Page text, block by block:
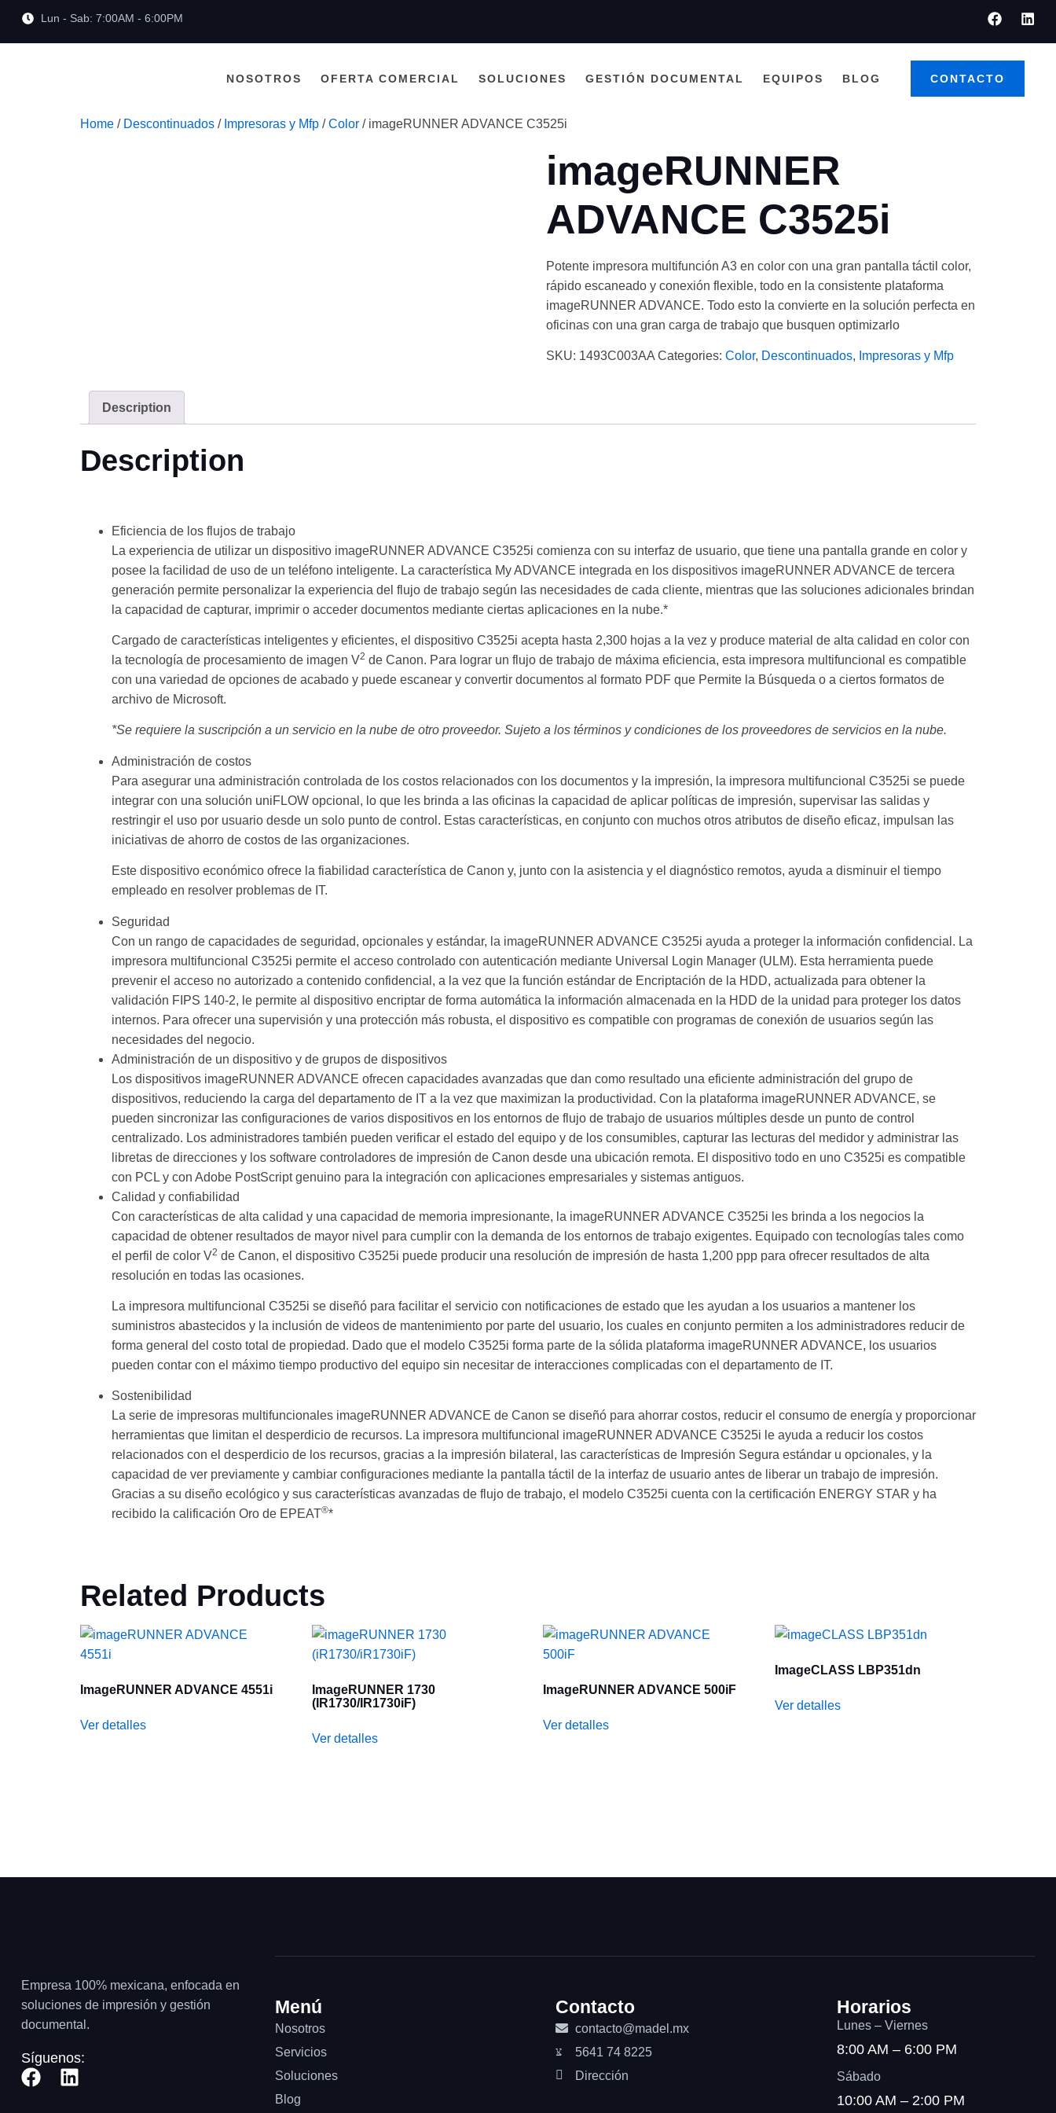
Lun - Sab: 7:00AM - 6:00PM
NOSOTROS OFERTA COMERCIAL SOLUCIONES GESTIÓN DOCUMENTAL EQUIPOS BLOG CONTACTO
Home / Descontinuados / Impresoras y Mfp /Color / imageRUNNER ADVANCE C3525i
imageRUNNER
ADVANCE C3525i
Potente impresora multifunción A3 en color con una gran pantalla táctil color,
rápido escaneado y conexión flexible, todo en la consistente plataforma
imageRUNNER ADVANCE. Todo esto la convierte en la solución perfecta en
oficinas con una gran carga de trabajo que busquen optimizarlo
SKU: 1493C003AA Categories: Color, Descontinuados, Impresoras y Mfp
Description
Description
Eficiencia de los flujos de trabajo
La experiencia de utilizar un dispositivo imageRUNNER ADVANCE C3525i comienza con su interfaz de usuario, que tiene una pantalla grande en color y
posee la facilidad de uso de un teléfono inteligente. La característica My ADVANCE integrada en los dispositivos imageRUNNER ADVANCE de tercera
generación permite personalizar la experiencia del flujo de trabajo según las necesidades de cada cliente, mientras que las soluciones adicionales brindan
la capacidad de capturar, imprimir o acceder documentos mediante ciertas aplicaciones en la nube.*
Cargado de características inteligentes y eficientes, el dispositivo C3525i acepta hasta 2,300 hojas a la vez y produce material de alta calidad en color con
la tecnología de procesamiento de imagen V2 de Canon. Para lograr un flujo de trabajo de máxima eficiencia, esta impresora multifuncional es compatible
con una variedad de opciones de acabado y puede escanear y convertir documentos al formato PDF que Permite la Búsqueda o a ciertos formatos de
archivo de Microsoft.
*Se requiere la suscripción a un servicio en la nube de otro proveedor. Sujeto a los términos y condiciones de los proveedores de servicios en la nube.
Administración de costos
Para asegurar una administración controlada de los costos relacionados con los documentos y la impresión, la impresora multifuncional C3525i se puede
integrar con una solución uniFLOW opcional, lo que les brinda a las oficinas la capacidad de aplicar políticas de impresión, supervisar las salidas y
restringir el uso por usuario desde un solo punto de control. Estas características, en conjunto con muchos otros atributos de diseño eficaz, impulsan las
iniciativas de ahorro de costos de las organizaciones.
Este dispositivo económico ofrece la fiabilidad característica de Canon y, junto con la asistencia y el diagnóstico remotos, ayuda a disminuir el tiempo
empleado en resolver problemas de IT.
Seguridad
Con un rango de capacidades de seguridad, opcionales y estándar, la imageRUNNER ADVANCE C3525i ayuda a proteger la información confidencial. La
impresora multifuncional C3525i permite el acceso controlado con autenticación mediante Universal Login Manager (ULM). Esta herramienta puede
prevenir el acceso no autorizado a contenido confidencial, a la vez que la función estándar de Encriptación de la HDD, actualizada para obtener la
validación FIPS 140-2, le permite al dispositivo encriptar de forma automática la información almacenada en la HDD de la unidad para proteger los datos
internos. Para ofrecer una supervisión y una protección más robusta, el dispositivo es compatible con programas de conexión de usuarios según las
necesidades del negocio.
Administración de un dispositivo y de grupos de dispositivos
Los dispositivos imageRUNNER ADVANCE ofrecen capacidades avanzadas que dan como resultado una eficiente administración del grupo de
dispositivos, reduciendo la carga del departamento de IT a la vez que maximizan la productividad. Con la plataforma imageRUNNER ADVANCE, se
pueden sincronizar las configuraciones de varios dispositivos en los entornos de flujo de trabajo de usuarios múltiples desde un punto de control
centralizado. Los administradores también pueden verificar el estado del equipo y de los consumibles, capturar las lecturas del medidor y administrar las
libretas de direcciones y los software controladores de impresión de Canon desde una ubicación remota. El dispositivo todo en uno C3525i es compatible
con PCL y con Adobe PostScript genuino para la integración con aplicaciones empresariales y sistemas antiguos.
Calidad y confiabilidad
Con características de alta calidad y una capacidad de memoria impresionante, la imageRUNNER ADVANCE C3525i les brinda a los negocios la
capacidad de obtener resultados de mayor nivel para cumplir con la demanda de los entornos de trabajo exigentes. Equipado con tecnologías tales como
el perfil de color V2 de Canon, el dispositivo C3525i puede producir una resolución de impresión de hasta 1,200 ppp para ofrecer resultados de alta
resolución en todas las ocasiones.
La impresora multifuncional C3525i se diseñó para facilitar el servicio con notificaciones de estado que les ayudan a los usuarios a mantener los
suministros abastecidos y la inclusión de videos de mantenimiento por parte del usuario, los cuales en conjunto permiten a los administradores reducir de
forma general del costo total de propiedad. Dado que el modelo C3525i forma parte de la sólida plataforma imageRUNNER ADVANCE, los usuarios
pueden contar con el máximo tiempo productivo del equipo sin necesitar de interacciones complicadas con el departamento de IT.
Sostenibilidad
La serie de impresoras multifuncionales imageRUNNER ADVANCE de Canon se diseñó para ahorrar costos, reducir el consumo de energía y proporcionar
herramientas que limitan el desperdicio de recursos. La impresora multifuncional imageRUNNER ADVANCE C3525i le ayuda a reducir los costos
relacionados con el desperdicio de los recursos, gracias a la impresión bilateral, las características de Impresión Segura estándar u opcionales, y la
capacidad de ver previamente y cambiar configuraciones mediante la pantalla táctil de la interfaz de usuario antes de liberar un trabajo de impresión.
Gracias a su diseño ecológico y sus características avanzadas de flujo de trabajo, el modelo C3525i cuenta con la certificación ENERGY STAR y ha
recibido la calificación Oro de EPEAT®*
Related Products
ImageRUNNER ADVANCE 4551i
Ver detalles
ImageRUNNER 1730
(iR1730/iR1730iF)
Ver detalles
ImageRUNNER ADVANCE 500iF
Ver detalles
ImageCLASS LBP351dn
Ver detalles
Empresa 100% mexicana, enfocada en
soluciones de impresión y gestión
documental.
Síguenos:
Menú
Nosotros
Servicios
Soluciones
Blog
Contacto
contacto@madel.mx
5641 74 8225
Dirección
Horarios
Lunes – Viernes
8:00 AM – 6:00 PM
Sábado
10:00 AM – 2:00 PM